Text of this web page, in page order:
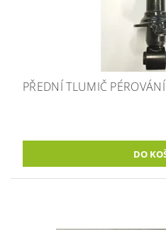
PŘEDNÍ TLUMIČ PÉROVÁNÍ